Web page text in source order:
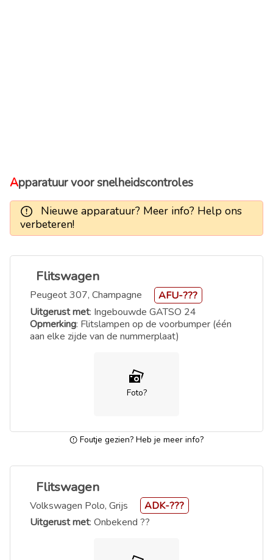
Apparatuur voor snelheidscontroles
Nieuwe apparatuur? Meer info? Help ons
verbeteren!
Flitswagen
Peugeot 307, Champagne
AFU-???
Uitgerust met: Ingebouwde GATSO 24
Opmerking: Flitslampen op de voorbumper (één
aan elke zijde van de nummerplaat)
Foto?
Foutje gezien? Heb je meer info?
Flitswagen
Volkswagen Polo, Grijs
ADK-???
Uitgerust met: Onbekend ??